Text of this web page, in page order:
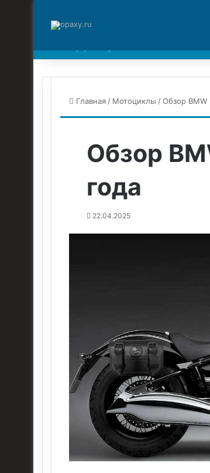
Главная / Мотоциклы /Обзор BMW
Обзор
года
22.04.2025